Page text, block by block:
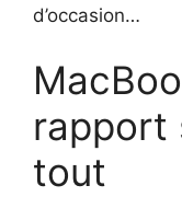
d’occasion…
rapport
tout